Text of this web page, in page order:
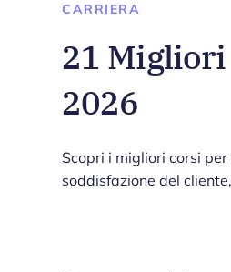
CARRIERA
21 Migliori
2026
Scopri i migliori corsi
soddisfazione del